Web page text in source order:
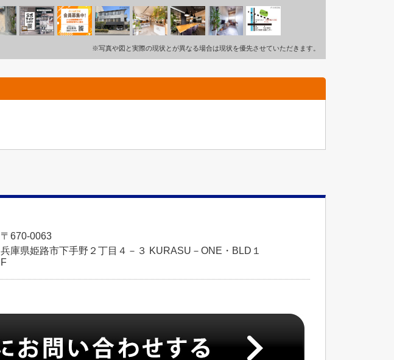
※写真や図と実際の現状とが異なる場合は現状を優先させていただきます。
〒670-0063
兵庫県姫路市下手野２丁目４－３ KURASU－ONE・BLD１
F